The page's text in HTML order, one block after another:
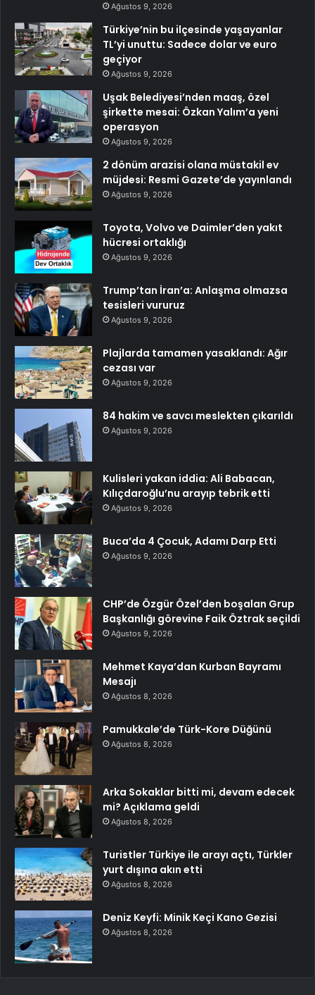
Ağustos 9, 2026
Türkiye’nin bu ilçesinde yaşayanlar
TL’yi unuttu: Sadece dolar ve euro
geçiyor
Ağustos 9, 2026
Uşak Belediyesi’nden maaş, özel
şirkette mesai: Özkan Yalım’a yeni
operasyon
Ağustos 9, 2026
2 dönüm arazisi olana müstakil ev
müjdesi: Resmi Gazete’de yayınlandı
Ağustos 9, 2026
Toyota, Volvo ve Daimler’den yakıt
hücresi ortaklığı
Ağustos 9, 2026
Trump’tan İran’a: Anlaşma olmazsa
tesisleri vururuz
Ağustos 9, 2026
Plajlarda tamamen yasaklandı: Ağır
cezası var
Ağustos 9, 2026
84 hakim ve savcı meslekten çıkarıldı
Ağustos 9, 2026
Kulisleri yakan iddia: Ali Babacan,
Kılıçdaroğlu’nu arayıp tebrik etti
Ağustos 9, 2026
Buca’da 4 Çocuk, Adamı Darp Etti
Ağustos 9, 2026
CHP’de Özgür Özel’den boşalan Grup
Başkanlığı görevine Faik Öztrak seçildi
Ağustos 9, 2026
Mehmet Kaya’dan Kurban Bayramı
Mesajı
Ağustos 8, 2026
Pamukkale’de Türk-Kore Düğünü
Ağustos 8, 2026
Arka Sokaklar bitti mi, devam edecek
mi? Açıklama geldi
Ağustos 8, 2026
Turistler Türkiye ile arayı açtı, Türkler
yurt dışına akın etti
Ağustos 8, 2026
Deniz Keyfi: Minik Keçi Kano Gezisi
Ağustos 8, 2026